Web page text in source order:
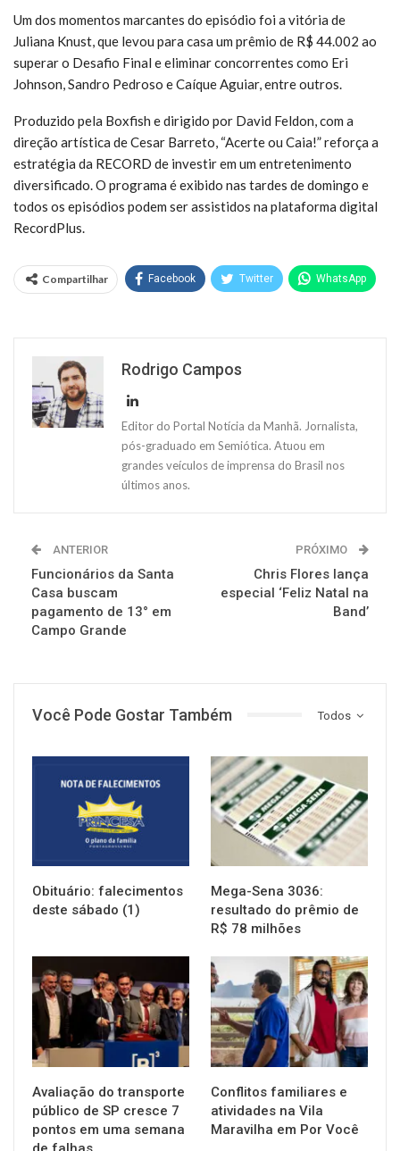
Um dos momentos marcantes do episódio foi a vitória de
Juliana Knust, que levou para casa um prêmio de R$ 44.002 ao
superar o Desafio Final e eliminar concorrentes como Eri
Johnson, Sandro Pedroso e Caíque Aguiar, entre outros.
Produzido pela Boxfish e dirigido por David Feldon, com a
direção artística de Cesar Barreto, “Acerte ou Caia!” reforça a
estratégia da RECORD de investir em um entretenimento
diversificado. O programa é exibido nas tardes de domingo e
todos os episódios podem ser assistidos na plataforma digital
RecordPlus.
Compartilhar Facebook Twitter WhatsApp
Rodrigo Campos
Editor do Portal Notícia da Manhã. Jornalista,
pós-graduado em Semiótica. Atuou em
grandes veículos de imprensa do Brasil nos
últimos anos.
ANTERIOR
Funcionários da Santa
Casa buscam
pagamento de 13° em
Campo Grande
PRÓXIMO
Chris Flores lança
especial ‘Feliz Natal na
Band’
Todos
Você Pode Gostar Também
Obituário: falecimentos
deste sábado (1)
NOTÍCIAS
Mega-Sena 3036:
resultado do prêmio de
R$ 78 milhões
NOTÍCIAS
Avaliação do transporte
público de SP cresce 7
pontos em uma semana
NOTÍCIAS
Conflitos familiares e
atividades na Vila
Maravilha em Por Você